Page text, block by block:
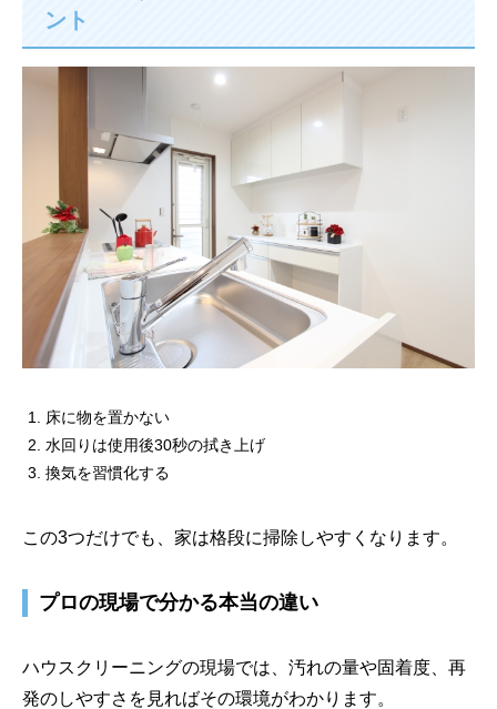
ント
床に物を置かない
水回りは使用後30秒の拭き上げ
換気を習慣化する
この3つだけでも、家は格段に掃除しやすくなります。
プロの現場で分かる本当の違い
ハウスクリーニングの現場では、汚れの量や固着度、再
発のしやすさを見ればその環境がわかります。